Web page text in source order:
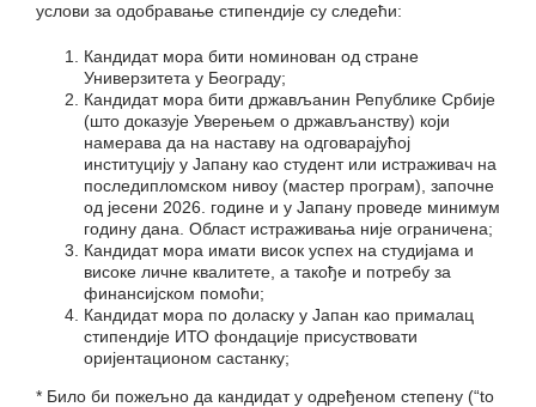
услови за одобравање стипендије су следећи:
Кандидат мора бити номинован од стране
Универзитета у Београду;
Кандидат мора бити држављанин Републике Србије
(што доказује Уверењем о држављанству) који
намерава да на наставу на одговарајућој
институцију у Јапану као студент или истраживач на
последипломском нивоу (мастер програм), започне
од јесени 2026. године и у Јапану проведе минимум
годину дана. Област истраживања није ограничена;
Кандидат мора имати висок успех на студијама и
високе личне квалитете, а такође и потребу за
финансијском помоћи;
Кандидат мора по доласку у Јапан као прималац
стипендије ИТО фондације присуствовати
оријентационом састанку;
* Било би пожељно да кандидат у одређеном степену (“to